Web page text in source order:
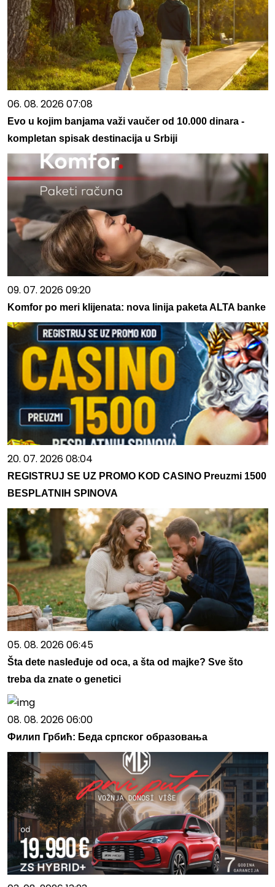
06. 08. 2026 07:08
Evo u kojim banjama važi vaučer od 10.000 dinara -
kompletan spisak destinacija u Srbiji
09. 07. 2026 09:20
Komfor po meri klijenata: nova linija paketa ALTA banke
20. 07. 2026 08:04
REGISTRUJ SE UZ PROMO KOD CASINO Preuzmi 1500
BESPLATNIH SPINOVA
05. 08. 2026 06:45
Šta dete nasleđuje od oca, a šta od majke? Sve što
treba da znate o genetici
08. 08. 2026 06:00
Филип Грбић: Беда српског образовања